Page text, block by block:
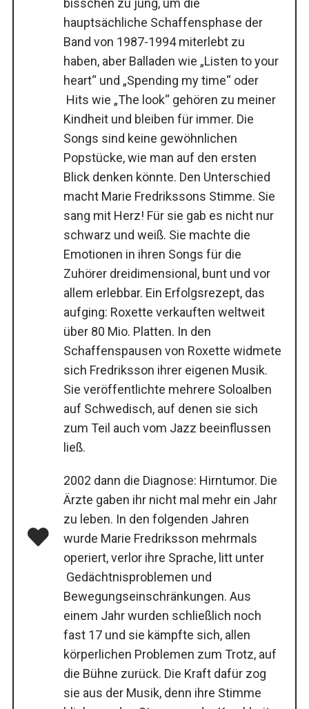
bisschen zu jung, um die
hauptsächliche Schaffensphase der
Band von 1987-1994 miterlebt zu
haben, aber Balladen wie „Listen to your
heart“ und „Spending my time“ oder
Hits wie „The look“ gehören zu meiner
Kindheit und bleiben für immer. Die
Songs sind keine gewöhnlichen
Popstücke, wie man auf den ersten
Blick denken könnte. Den Unterschied
macht Marie Fredrikssons Stimme. Sie
sang mit Herz! Für sie gab es nicht nur
schwarz und weiß. Sie machte die
Emotionen in ihren Songs für die
Zuhörer dreidimensional, bunt und vor
allem erlebbar. Ein Erfolgsrezept, das
aufging: Roxette verkauften weltweit
über 80 Mio. Platten. In den
Schaffenspausen von Roxette widmete
sich Fredriksson ihrer eigenen Musik.
Sie veröffentlichte mehrere Soloalben
auf Schwedisch, auf denen sie sich
zum Teil auch vom Jazz beeinflussen
ließ.
2002 dann die Diagnose: Hirntumor. Die
Ärzte gaben ihr nicht mal mehr ein Jahr
zu leben. In den folgenden Jahren
wurde Marie Fredriksson mehrmals
operiert, verlor ihre Sprache, litt unter
Gedächtnisproblemen und
Bewegungseinschränkungen. Aus
einem Jahr wurden schließlich noch
fast 17 und sie kämpfte sich, allen
körperlichen Problemen zum Trotz, auf
die Bühne zurück. Die Kraft dafür zog
sie aus der Musik, denn ihre Stimme